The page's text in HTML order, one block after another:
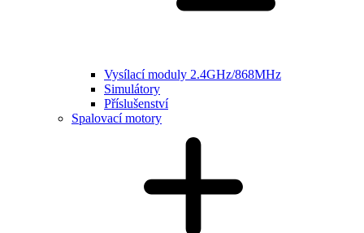
Vysílací moduly 2.4GHz/868MHz
Simulátory
Příslušenství
Spalovací motory